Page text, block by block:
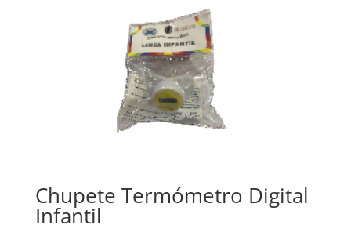
Chupete Termómetro Digital
Infantil